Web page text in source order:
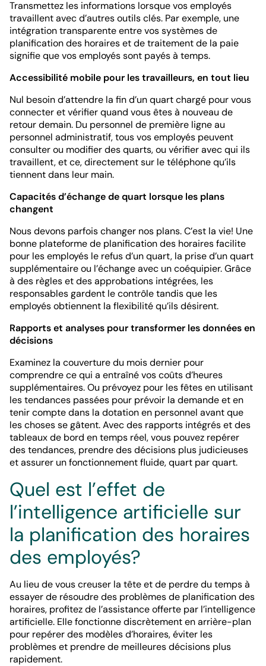
Transmettez les informations lorsque vos employés
travaillent avec d’autres outils clés. Par exemple, une
intégration transparente entre vos systèmes de
planification des horaires et de traitement de la paie
signifie que vos employés sont payés à temps.
Accessibilité mobile pour les travailleurs, en tout lieu
Nul besoin d’attendre la fin d’un quart chargé pour vous
connecter et vérifier quand vous êtes à nouveau de
retour demain. Du personnel de première ligne au
personnel administratif, tous vos employés peuvent
consulter ou modifier des quarts, ou vérifier avec qui ils
travaillent, et ce, directement sur le téléphone qu’ils
tiennent dans leur main.
Capacités d’échange de quart lorsque les plans
changent
Nous devons parfois changer nos plans. C’est la vie! Une
bonne plateforme de planification des horaires facilite
pour les employés le refus d’un quart, la prise d’un quart
supplémentaire ou l’échange avec un coéquipier. Grâce
à des règles et des approbations intégrées, les
responsables gardent le contrôle tandis que les
employés obtiennent la flexibilité qu’ils désirent.
Rapports et analyses pour transformer les données en
décisions
Examinez la couverture du mois dernier pour
comprendre ce qui a entraîné vos coûts d’heures
supplémentaires. Ou prévoyez pour les fêtes en utilisant
les tendances passées pour prévoir la demande et en
tenir compte dans la dotation en personnel avant que
les choses se gâtent. Avec des rapports intégrés et des
tableaux de bord en temps réel, vous pouvez repérer
des tendances, prendre des décisions plus judicieuses
et assurer un fonctionnement fluide, quart par quart.
Quel est l’effet de
l’intelligence artificielle sur
la planification des horaires
des employés?
Au lieu de vous creuser la tête et de perdre du temps à
essayer de résoudre des problèmes de planification des
horaires, profitez de l’assistance offerte par l’intelligence
artificielle. Elle fonctionne discrètement en arrière-plan
pour repérer des modèles d’horaires, éviter les
problèmes et prendre de meilleures décisions plus
rapidement.